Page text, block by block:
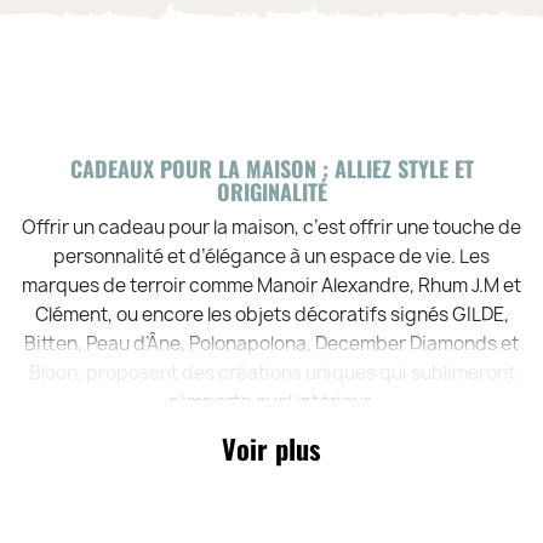
CADEAUX POUR LA MAISON : ALLIEZ STYLE ET
ORIGINALITÉ
Offrir un cadeau pour la maison, c’est offrir une touche de
personnalité et d’élégance à un espace de vie. Les
marques de terroir comme Manoir Alexandre, Rhum J.M et
Clément, ou encore les objets décoratifs signés GILDE,
Bitten, Peau d’Âne, Polonapolona, December Diamonds et
n’importe quel intérieur.
MANOIR ALEXANDRE, RHUM J.M ET RHUM CLÉMENT :
Voir plus